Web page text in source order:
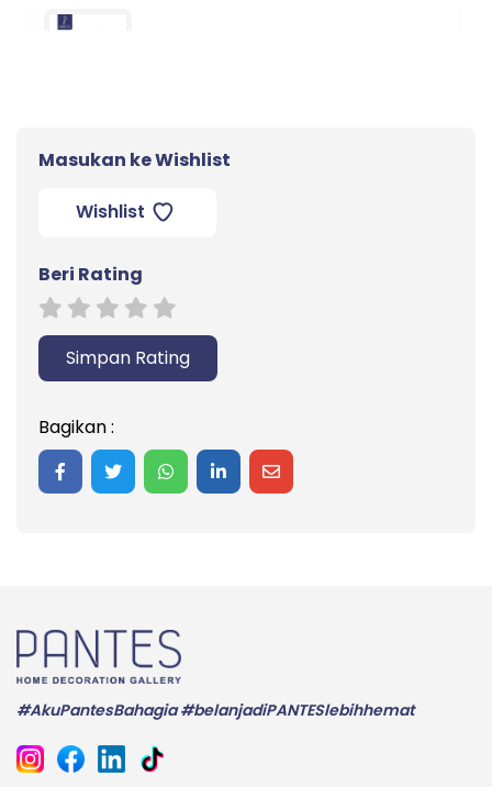
Granit Lantai Roman GT809436FR
Masukan ke Wishlist
Wishlist
Beri Rating
Simpan Rating
Bagikan :
Share on Facebook
Share on Twitter
Share on WhatsApp
Share on LinkedIn
Share on Mail
#AkuPantesBahagia #belanjadiPANTESlebihhemat